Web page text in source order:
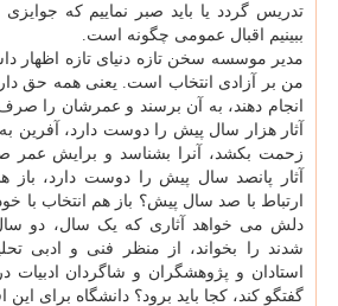
تدریس گردد یا باید صبر نماییم که
ببینیم اقبال عمومی چگونه است.
مدیر موسسه سخن تازه دنیای تازه اظهار
من بر آزادی انتخاب است. یعنی همه حق
انجام دهند، به آن برسند و عمرشان را
آثار هزار سال پیش را دوست دارد، آفرین
زحمت بکشد، آنرا بشناسد و برایش عمر
آثار پانصد سال پیش را دوست دارد، باز
ارتباط با صد سال پیش؟ باز هم انتخاب
شدند را بخواند، از منظر فنی و ادبی
استادان و پژوهشگران و شاگردان
گفتگو کند، کجا باید برود؟ دانشگاه برای